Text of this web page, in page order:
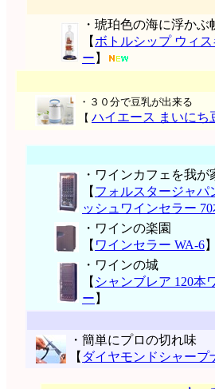
・琥珀色の海に浮かぶ
【 ボトルシップ ウィ
ー 】
・３０分で豆乳が出来る
【 ハイエース まいにち
・ワインカフェを我が
【 フォルスタージャパ
ッシュワインセラー
・ワインの楽園
【 ワインセラー WA-6】
・ワインの城
【 シャンブレア 120本
ー 】
・簡単にプロの切れ味
【 ダイヤモンドシャープ